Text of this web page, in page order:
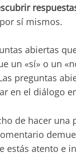
sí mismos.
abiertas
un «sí» o un
preguntas
en el diálogo
de hacer una
estás atento e